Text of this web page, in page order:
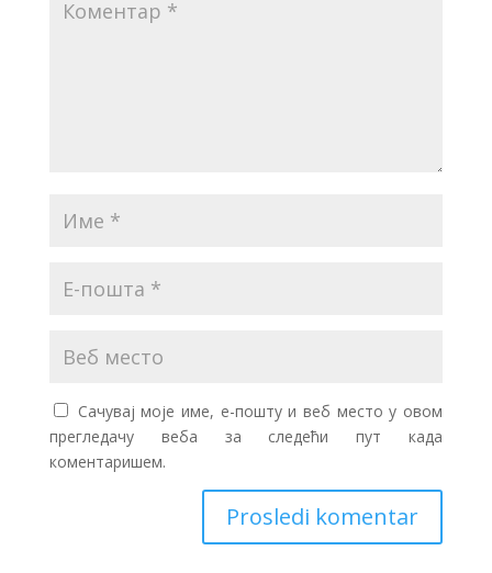
Сачувај моје име, е-пошту и веб место у овом
прегледачу веба за следећи пут када
коментаришем.